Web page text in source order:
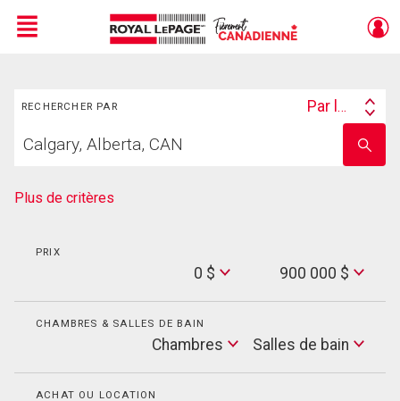
Menu
RECHERCHER PAR
Search
Par lieu
votre
nom
Plus de critères
PRIX
0 $
Max
Price
900 000 $
CHAMBRES & SALLES DE BAIN
Chambres
Salles
de
Salles de bain
ACHAT OU LOCATION